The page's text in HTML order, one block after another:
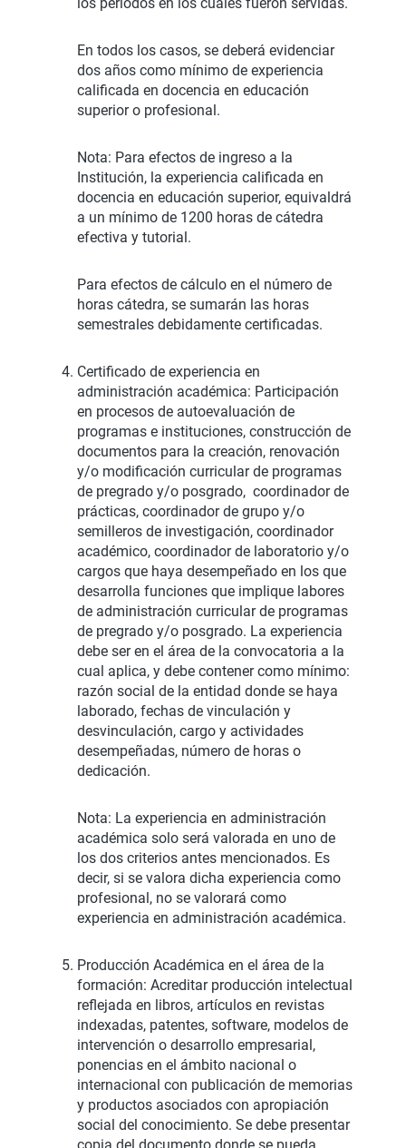
En todos los casos, se deberá evidenciar
dos años como mínimo de experiencia
calificada en docencia en educación
superior o profesional.
Nota: Para efectos de ingreso a la
Institución, la experiencia calificada en
docencia en educación superior, equivaldrá
a un mínimo de 1200 horas de cátedra
efectiva y tutorial.
Para efectos de cálculo en el número de
horas cátedra, se sumarán las horas
semestrales debidamente certificadas.
Certificado de experiencia en
administración académica: Participación
en procesos de autoevaluación de
programas e instituciones, construcción de
documentos para la creación, renovación
y/o modificación curricular de programas
de pregrado y/o posgrado, coordinador de
prácticas, coordinador de grupo y/o
semilleros de investigación, coordinador
académico, coordinador de laboratorio y/o
cargos que haya desempeñado en los que
desarrolla funciones que implique labores
de administración curricular de programas
de pregrado y/o posgrado. La experiencia
debe ser en el área de la convocatoria a la
cual aplica, y debe contener como mínimo:
razón social de la entidad donde se haya
laborado, fechas de vinculación y
desvinculación, cargo y actividades
desempeñadas, número de horas o
dedicación.
Nota: La experiencia en administración
académica solo será valorada en uno de
los dos criterios antes mencionados. Es
decir, si se valora dicha experiencia como
profesional, no se valorará como
experiencia en administración académica.
Producción Académica en el área de la
formación: Acreditar producción intelectual
reflejada en libros, artículos en revistas
indexadas, patentes, software, modelos de
intervención o desarrollo empresarial,
ponencias en el ámbito nacional o
internacional con publicación de memorias
y productos asociados con apropiación
social del conocimiento. Se debe presentar